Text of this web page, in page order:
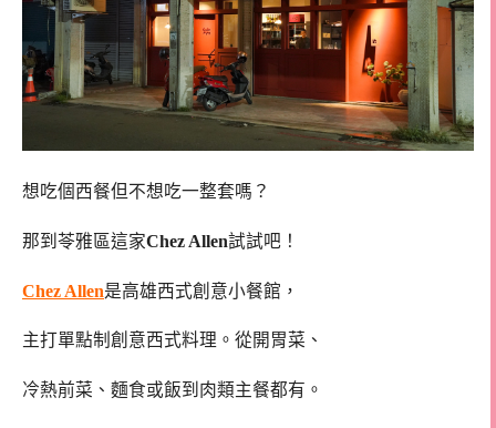
想吃個西餐但不想吃一整套嗎？
那到苓雅區這家Chez Allen試試吧！
Chez Allen是高雄西式創意小餐館，
主打單點制創意西式料理。從開胃菜、
冷熱前菜、麵食或飯到肉類主餐都有。